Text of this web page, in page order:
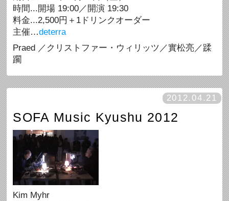
時間...開場 19:00／開演 19:30
料金...2,500円＋1ドリンクオーダー
主催…deterra
Praed ／クリストファー・ウィリッツ／實松亮／蹂
躙
2012.04.21
SOFA Music Kyushu 2012
Kim Myhr